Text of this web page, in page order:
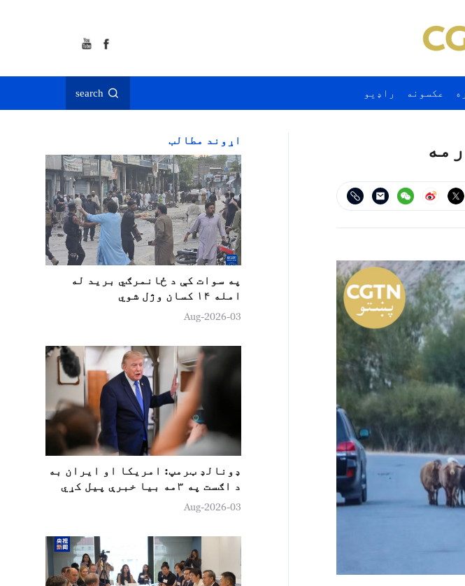
عکسونه راډيو search
اړوند مطالب
په سوات کې د ځانمرګي برید له
امله ۱۴ کسان وژل شوي
03-Aug-2026
ډونالډ ټرمپ: امريکا او ايران به
د اګست په ۳مه بیا خبرې پیل کړي
03-Aug-2026